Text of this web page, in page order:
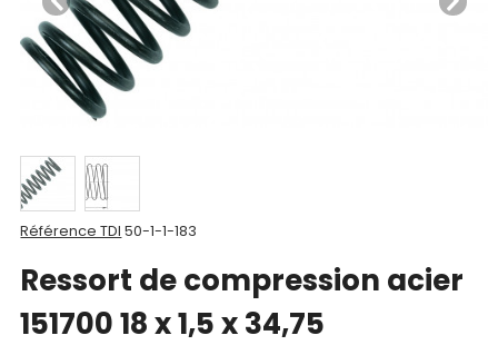
Nos
marques
Fiches
techniques
Catalogue
Documentations
Mon
compte
Référence TDI 50-1-1-183
Ressort de compression acier
151700 18 x 1,5 x 34,75